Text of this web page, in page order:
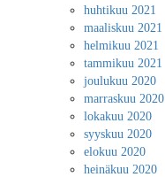
huhtikuu 2021
maaliskuu 2021
helmikuu 2021
tammikuu 2021
joulukuu 2020
marraskuu 2020
lokakuu 2020
syyskuu 2020
elokuu 2020
heinäkuu 2020